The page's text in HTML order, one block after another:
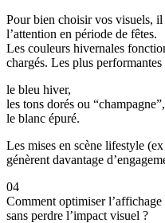
Pour bien choisir vos visuels,
l’attention en période de fêtes.
Les couleurs hivernales
chargés. Les plus performantes
le bleu hiver,
les tons dorés ou “champagne”,
le blanc épuré.
Les mises en scène lifestyle
génèrent davantage
04
Comment optimiser
sans perdre l’impact visuel ?